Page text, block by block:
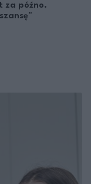
za późno.